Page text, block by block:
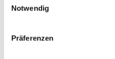
Notwendig
Präferenzen
Industriepark 64
|